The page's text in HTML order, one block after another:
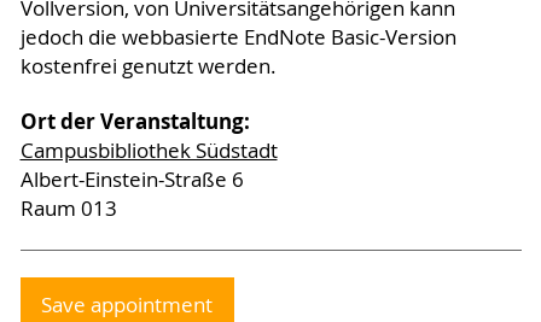
Vollversion, von Universitätsangehörigen kann
jedoch die webbasierte EndNote Basic-Version
kostenfrei genutzt werden.
Ort der Veranstaltung:
Campusbibliothek Südstadt
Albert-Einstein-Straße 6
Raum 013
Save appointment